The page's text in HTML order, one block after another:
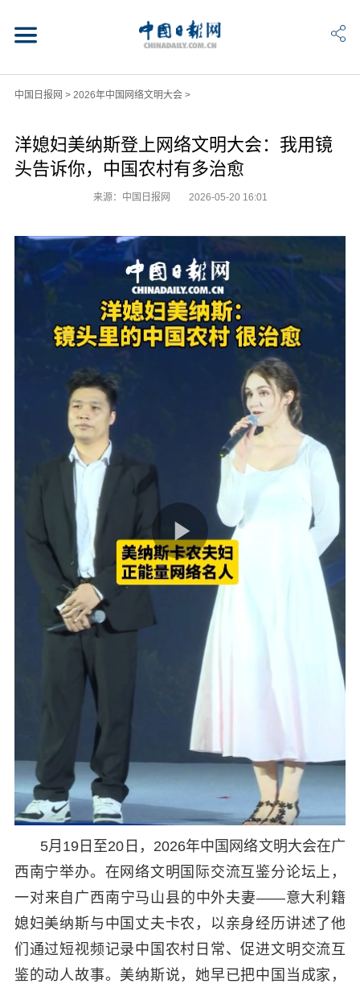
中国日报网 > 2026年中国网络文明大会>
洋媳妇美纳斯登上网络文明大会：我用镜
头告诉你，中国农村有多治愈
来源：中国日报网 2026-05-20 16:01
5月19日至20日，2026年中国网络文明大会在广
西南宁举办。在网络文明国际交流互鉴分论坛上，
一对来自广西南宁马山县的中外夫妻——意大利籍
媳妇美纳斯与中国丈夫卡农，以亲身经历讲述了他
们通过短视频记录中国农村日常、促进文明交流互
鉴的动人故事。美纳斯说，她早已把中国当成家，